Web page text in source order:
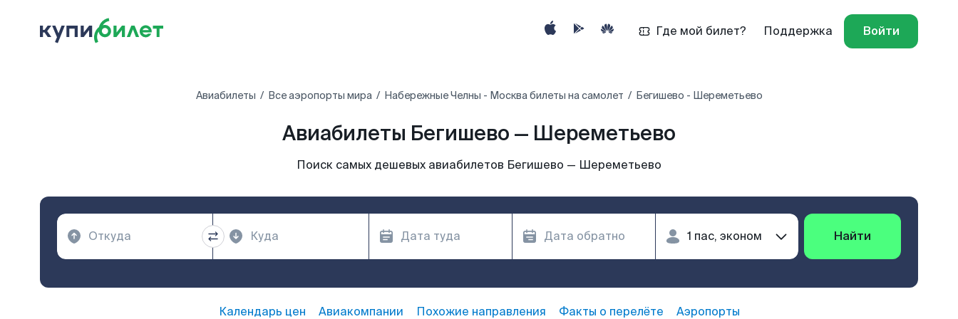
Где мой билет? Поддержка Войти
Авиабилеты Все аэропорты мира Набережные Челны - Москва билеты на самолет Бегишево - Шереметьево
Авиабилеты Бегишево — Шереметьево
Поиск самых дешевых авиабилетов Бегишево — Шереметьево
Найти
Календарь цен Авиакомпании Похожие направления Факты о перелёте Аэропорты